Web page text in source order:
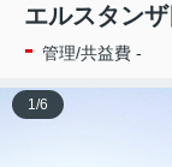
エルスタン
- 管理/共益費 -
1 /6